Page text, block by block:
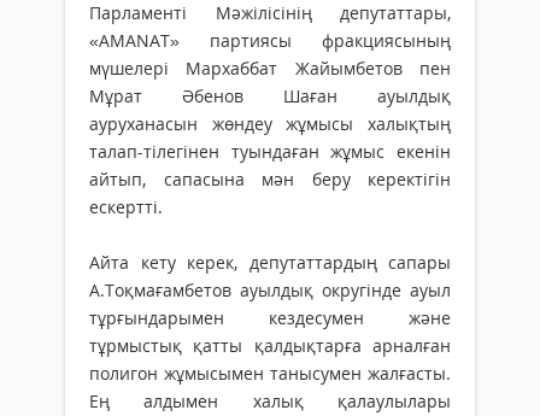
Парламенті Мәжілісінің депутаттары,
«AMANAT» партиясы фрак­циясының
мүшелері Мархаббат Жайымбетов пен
Мұрат Әбенов Шаған ауылдық
ауруханасын жөндеу жұмысы халықтың
талап-тілегінен туындаған жұмыс екенін
айтып, сапасына мән беру керектігін
ескертті.
Айта кету керек, депутаттардың сапары
А.Тоқмағамбетов ауылдық округінде ауыл
тұрғындарымен кез­­­десумен және
тұрмыстық қатты қал­­дықтарға арналған
полигон жұмысымен танысумен жалғасты.
Ең алдымен халық қалаулылары